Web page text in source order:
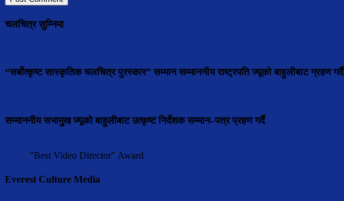
चलचित्र सुम्निमा
“सर्बोत्कृष्ट सास्कृतिक चलचित्र पुरस्कार” सम्मान सम्माननीय राष्ट्रपति ज्यूको बाहुलीबाट ग्रहण गर्दै
सम्माननीय सभामुुख ज्यूको बाहुलीबाट उत्कृष्ट निर्देशक सम्मान–पत्र प्रहण गर्दै
"Best Video Director" Award
Everest Culture Media